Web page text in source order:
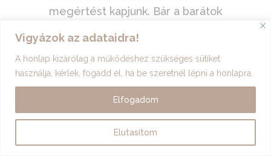
Vigyázok az adataidra!
A honlap kizárólag a működéshez szükséges sütiket
használja, kérlek, fogadd el, ha be szeretnél lépni a honlapra.
Elutasítom
Elfogadom
megértést kapjunk. Bár a barátok
helyzetek, amikor egy coach
segítsége hatékonyabb lehet.
Összefoglaltam, hogy miért
lehet előnyös egy coach-al
beszélgetni, különösen akkor,